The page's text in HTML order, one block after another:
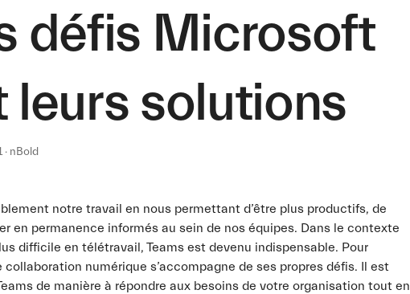
défis Microsoft
leurs solutions
nBold
notre travail en nous permettant d’être plus productifs, de
en permanence informés au sein de nos équipes. Dans le contexte
difficile en télétravail, Teams est devenu indispensable. Pour
numérique s’accompagne de ses propres défis. Il est
de manière à répondre aux besoins de votre organisation tout en